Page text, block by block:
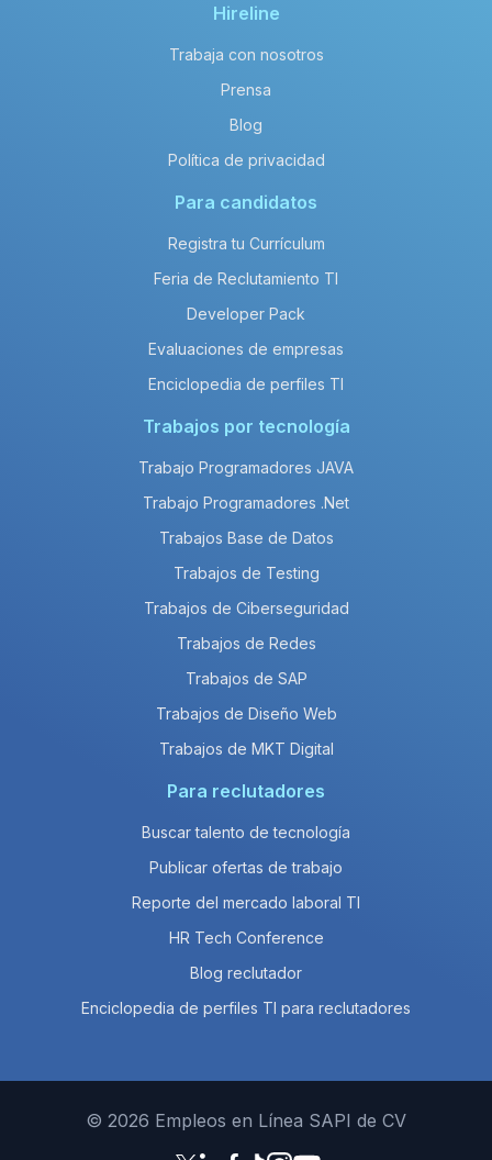
Hireline
Trabaja con nosotros
Prensa
Blog
Política de privacidad
Para candidatos
Registra tu Currículum
Feria de Reclutamiento TI
Developer Pack
Evaluaciones de empresas
Enciclopedia de perfiles TI
Trabajos por tecnología
Trabajo Programadores JAVA
Trabajo Programadores .Net
Trabajos Base de Datos
Trabajos de Testing
Trabajos de Ciberseguridad
Trabajos de Redes
Trabajos de SAP
Trabajos de Diseño Web
Trabajos de MKT Digital
Para reclutadores
Buscar talento de tecnología
Publicar ofertas de trabajo
Reporte del mercado laboral TI
HR Tech Conference
Blog reclutador
Enciclopedia de perfiles TI para reclutadores
© 2026 Empleos en Línea SAPI de CV